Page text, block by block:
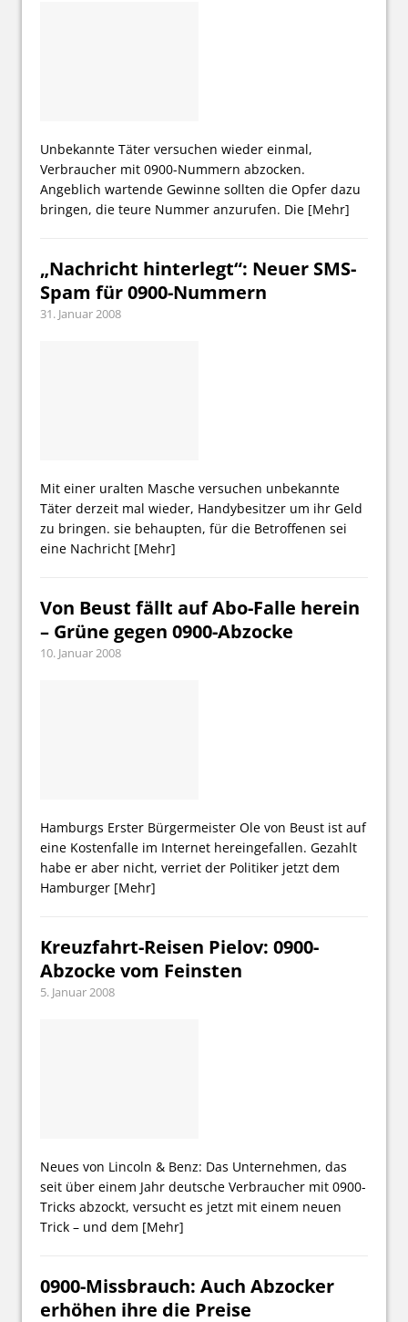
Unbekannte Täter versuchen wieder einmal,
Verbraucher mit 0900-Nummern abzocken.
Angeblich wartende Gewinne sollten die Opfer dazu
bringen, die teure Nummer anzurufen. Die [Mehr]
„Nachricht hinterlegt“: Neuer SMS-
Spam für 0900-Nummern
31. Januar 2008
Mit einer uralten Masche versuchen unbekannte
Täter derzeit mal wieder, Handybesitzer um ihr Geld
zu bringen. sie behaupten, für die Betroffenen sei
eine Nachricht [Mehr]
Von Beust fällt auf Abo-Falle herein
– Grüne gegen 0900-Abzocke
10. Januar 2008
Hamburgs Erster Bürgermeister Ole von Beust ist auf
eine Kostenfalle im Internet hereingefallen. Gezahlt
habe er aber nicht, verriet der Politiker jetzt dem
Hamburger [Mehr]
Kreuzfahrt-Reisen Pielov: 0900-
Abzocke vom Feinsten
5. Januar 2008
Neues von Lincoln & Benz: Das Unternehmen, das
seit über einem Jahr deutsche Verbraucher mit 0900-
Tricks abzockt, versucht es jetzt mit einem neuen
Trick – und dem [Mehr]
0900-Missbrauch: Auch Abzocker
erhöhen ihre die Preise